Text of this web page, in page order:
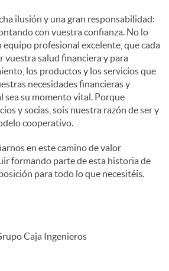
ilusión y una gran responsabilidad:
con vuestra confianza. No lo
equipo profesional excelente, que cada
vuestra salud financiera y para
los productos y los servicios que
necesidades financieras y
sea su momento vital. Porque
y socias, sois nuestra razón de ser y
cooperativo.
en este camino de valor
formando parte de esta historia de
para todo lo que necesitéis.
Caja Ingenieros